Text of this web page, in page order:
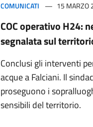
COMUNICATI 15 MARZO
COC operativo H24:
segnalata sul
Conclusi gli interventi
acque a Falciani. Il
proseguono i
sensibili del territorio.